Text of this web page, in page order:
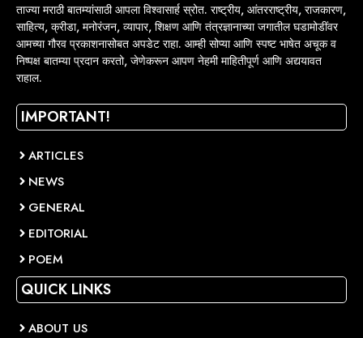
ताज्या मराठी बातम्यांसाठी आपला विश्वासार्ह स्रोत. राष्ट्रीय, आंतरराष्ट्रीय, राजकारण,
साहित्य, क्रीडा, मनोरंजन, व्यापार, शिक्षण आणि तंत्रज्ञानाच्या जगातील घडामोडींवर
आमच्या गौरव प्रकाशनासोबत अपडेट राहा. आम्ही सोप्या आणि स्पष्ट भाषेत अचूक व
निष्पक्ष बातम्या प्रदान करतो, जेणेकरून आपण नेहमी माहितीपूर्ण आणि अद्ययावत
राहाल.
IMPORTANT!
ARTICLES
NEWS
GENERAL
EDITORIAL
POEM
QUICK LINKS
ABOUT US